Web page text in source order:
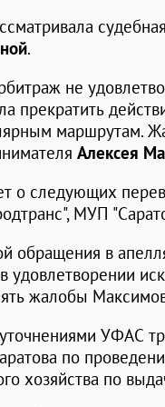
.
не
прекратить
маршрутам.
Алексея
о следующих
МУП
обращения в
удовлетворении
жалобы
УФАС
по
хозяйства по